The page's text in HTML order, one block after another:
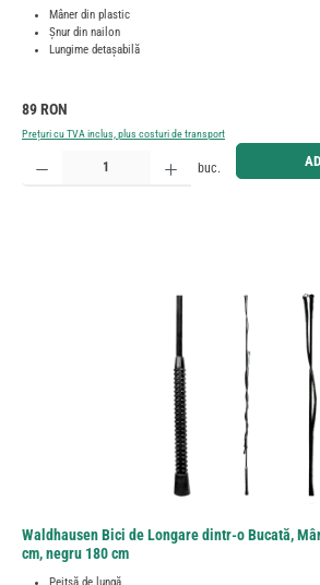
Mâner din plastic
Șnur din nailon
Lungime detașabilă
Preț obișnuit:
89 RON
Prețuri cu TVA inclus, plus costuri de transport
Cantitate produs: Introduceți cantitatea dorită sau utilizați
buc.
Waldhausen Bici de Longare dintr-o Bucată,
cm, negru 180 cm